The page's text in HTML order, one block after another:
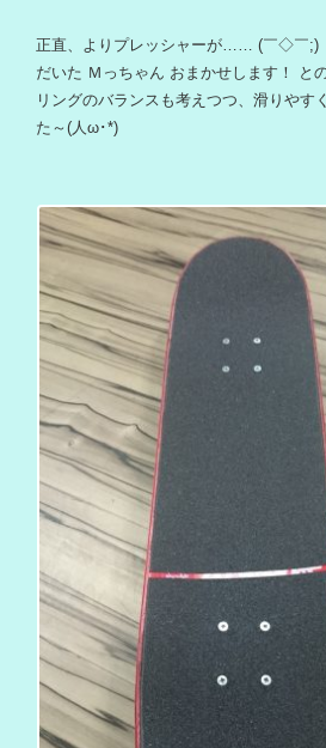
正直、よりプレッシャーが…… (￣◇￣
だいた Ｍっちゃん おまかせします！ と
リングのバランスも考えつつ、滑りやす
た～(人ω･*)